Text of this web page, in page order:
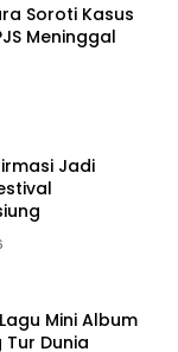
Soroti Kasus
Meninggal
Jadi
Mini Album
Tur Dunia